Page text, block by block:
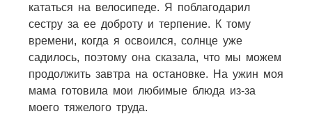
кататься на велосипеде. Я поблагодарил
сестру за ее доброту и терпение. К тому
времени, когда я освоился, солнце уже
садилось, поэтому она сказала, что мы можем
продолжить завтра на остановке. На ужин моя
мама готовила мои любимые блюда из-за
моего тяжелого труда.